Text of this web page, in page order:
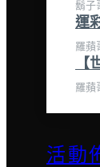
鬍子
運
羅蘋
羅蘋
活動